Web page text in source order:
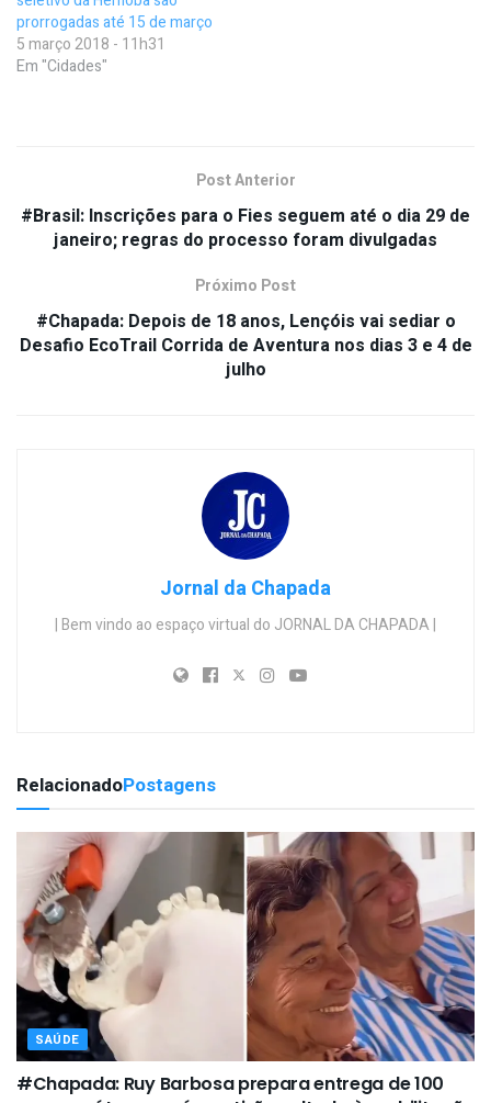
prorrogadas até 15 de março
5 março 2018 - 11h31
Em "Cidades"
Post Anterior
#Brasil: Inscrições para o Fies seguem até o dia 29 de
janeiro; regras do processo foram divulgadas
Próximo Post
#Chapada: Depois de 18 anos, Lençóis vai sediar o
Desafio EcoTrail Corrida de Aventura nos dias 3 e 4 de
julho
Jornal da Chapada
| Bem vindo ao espaço virtual do JORNAL DA CHAPADA |
RelacionadoPostagens
SAÚDE
#Chapada: Ruy Barbosa prepara entrega de 100